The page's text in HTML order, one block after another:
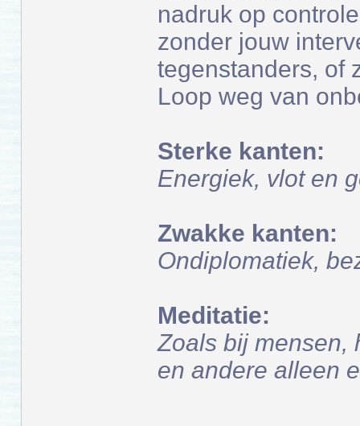
nadruk op
zonder jouw
tegenstanders, of
Loop weg van
Sterke kanten:
Energiek, vlot en
Zwakke kanten:
Ondiplomatiek,
Meditatie:
Zoals bij mensen,
en andere alleen